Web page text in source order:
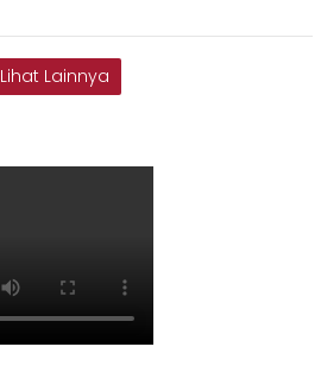
Lihat Lainnya